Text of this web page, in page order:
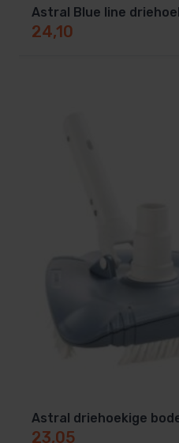
Astral Blue line
24,10
Astral driehoekige
23,05